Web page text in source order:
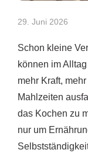
29. Juni 2026
Schon kleine
können im
mehr Kraft,
Mahlzeiten
das Kochen zu
nur um